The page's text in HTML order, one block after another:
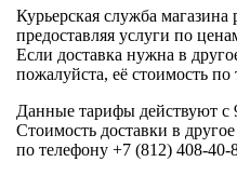
Курьерская служба магазина
предоставляя услуги по
Если доставка нужна в
пожалуйста, её стоимость по
Данные тарифы действуют с
Стоимость доставки в
по телефону +7 (812) 408-40-